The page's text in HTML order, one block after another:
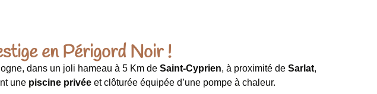
en Périgord Noir !
dans un joli hameau à 5 Km de Saint-Cyprien, à proximité de Sarlat,
une piscine privée et clôturée équipée d’une pompe à chaleur.